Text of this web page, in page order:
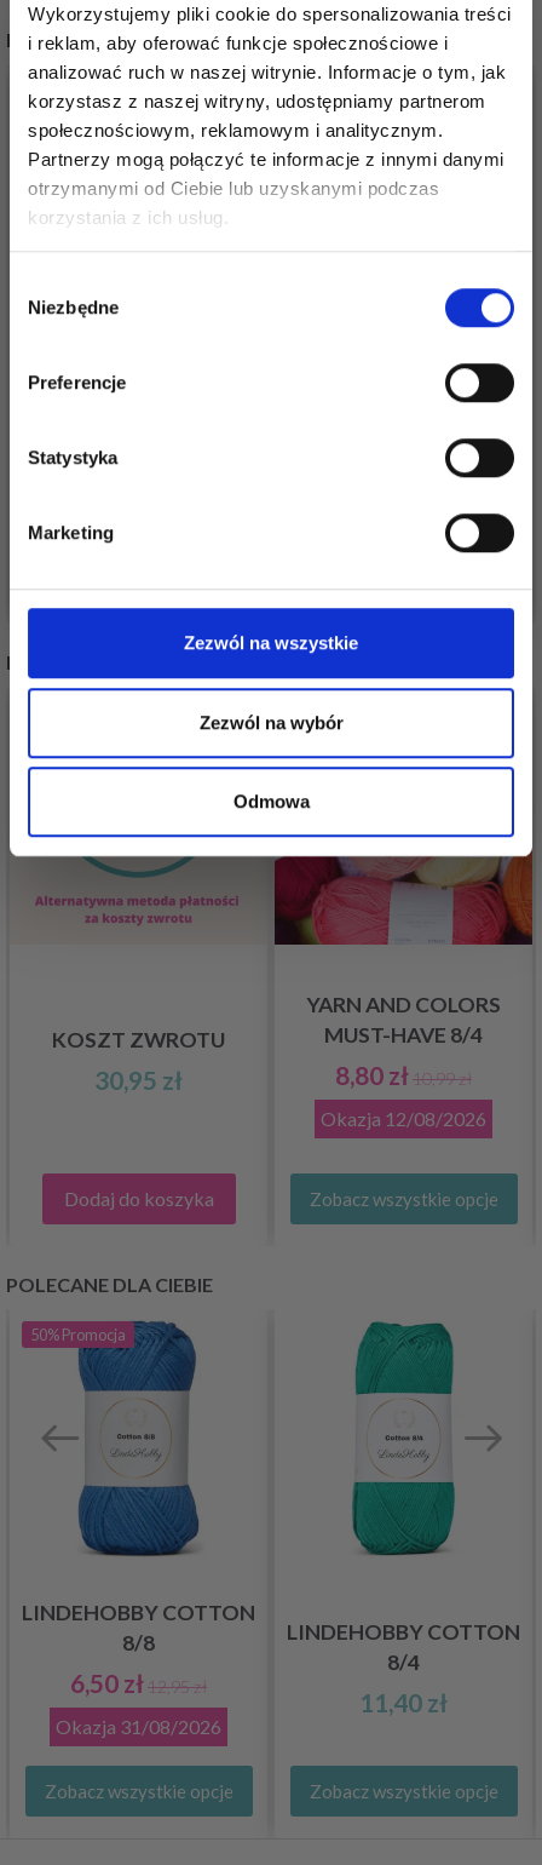
Wykorzystujemy pliki cookie do spersonalizowania treści
i reklam, aby oferować funkcje społecznościowe i
analizować ruch w naszej witrynie. Informacje o tym, jak
korzystasz z naszej witryny, udostępniamy partnerom
społecznościowym, reklamowym i analitycznym.
Partnerzy mogą połączyć te informacje z innymi danymi
otrzymanymi od Ciebie lub uzyskanymi podczas
korzystania z ich usług.
zgody
Niezbędne
Preferencje
Statystyka
Marketing
Zezwól na wszystkie
Zezwól na wybór
Odmowa
POPULARNE ALTERNATYWY
ADDI LOVE STITCH
LINDEHOBBY
METALOWE MARKERY
62,95 zł
31/08/2026
INNI TEŻ WIDZIELI
KOSZT ZWROTU
30,95 zł
Dodaj do koszyka
20% Promocja
YARN AND COLORS
MUST-HAVE 8/4
8,80 zł10,99 zł
Okazja 12/08/2026
Zobacz wszystkie opcje
POLECANE DLA CIEBIE
50%Promocja
LINDEHOBBY COTTON
8/8
6,50 zł12,95 zł
Okazja 31/08/2026
Zobacz wszystkie opcje
LINDEHOBBY COTTON
8/4
11,40 zł
Zobacz wszystkie opcje
Oszczędź nawet do 50%
miłośników włóczek i uzyskaj wyłączny
dostęp do inspirujących wzorów na druty i